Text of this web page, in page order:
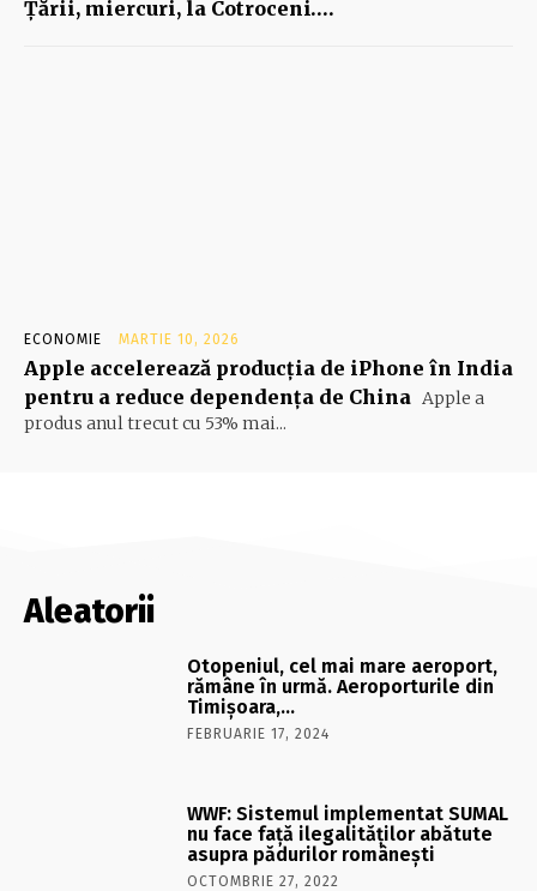
Ţării, miercuri, la Cotroceni….
ECONOMIE MARTIE 10, 2026
Apple accelerează producția de iPhone în India
pentru a reduce dependența de China Apple a
produs anul trecut cu 53% mai...
Aleatorii
Otopeniul, cel mai mare aeroport,
rămâne în urmă. Aeroporturile din
Timişoara,…
FEBRUARIE 17, 2024
WWF: Sistemul implementat SUMAL
nu face față ilegalităților abătute
asupra pădurilor românești
OCTOMBRIE 27, 2022